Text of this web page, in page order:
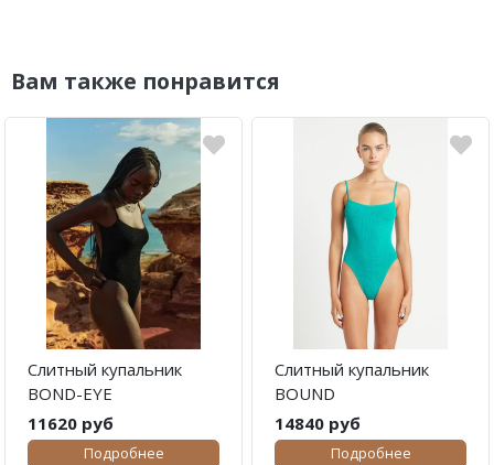
Вам также понравится
Слитный купальник
BOND-EYE
11620 руб
Подробнее
Слитный купальник
BOUND
14840 руб
Подробнее